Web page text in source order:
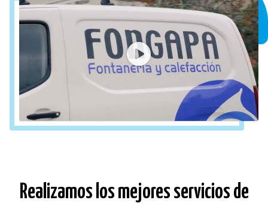
formación de nuestroequipo de fontanerosnos capacita
para realizar nuevas instalaciones, reformas de baños y
cambios de bañeras por duchas.
Realizamos los mejores servicios de